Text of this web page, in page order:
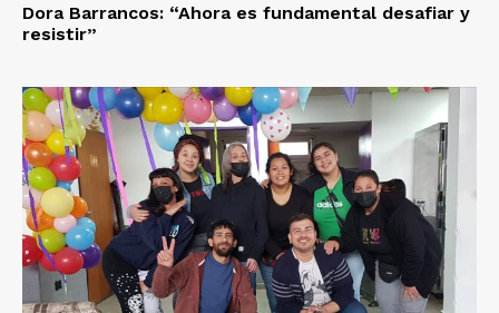
Dora Barrancos: “Ahora es fundamental desafiar y
resistir”